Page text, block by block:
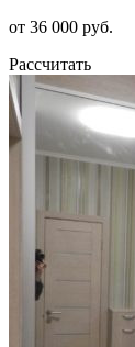
от 36 000 руб.
Рассчитать